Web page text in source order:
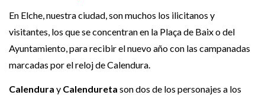
En Elche, nuestra ciudad, son muchos los ilicitanos y
visitantes, los que se concentran en la Plaça de Baix o del
Ayuntamiento, para recibir el nuevo año con las campanadas
marcadas por el reloj de Calendura.
Calendura y Calendureta son dos de los personajes a los